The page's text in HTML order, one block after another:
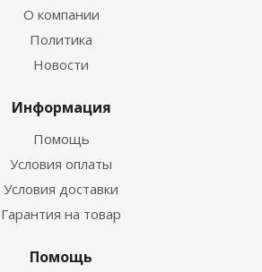
О компании
Политика
Новости
Информация
Помощь
Условия оплаты
Условия доставки
Гарантия на товар
Помощь